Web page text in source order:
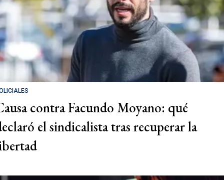
contra Facundo Moyano: qué
el sindicalista tras recuperar la